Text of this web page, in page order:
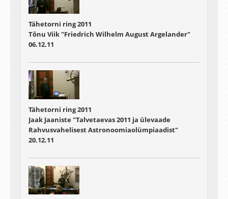
Tähetorni ring 2011
Tõnu Viik "Friedrich Wilhelm August Argelander"
06.12.11
Tähetorni ring 2011
Jaak Jaaniste "Talvetaevas 2011 ja ülevaade
Rahvusvahelisest Astronoomiaolümpiaadist"
20.12.11